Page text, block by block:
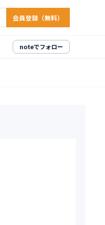
会員登録（無料）
noteでフォロー